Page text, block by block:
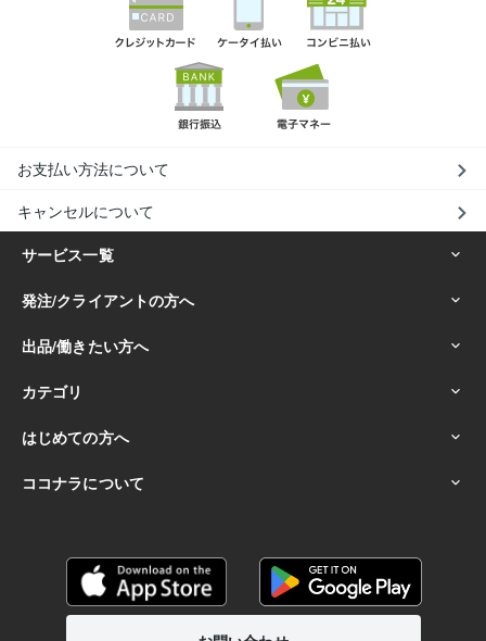
お支払い方法について
キャンセルについて